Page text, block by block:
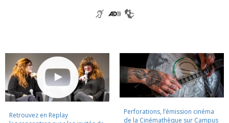
Retrouvez en Replay
Perforations, l’émission cinéma
de la Cinémathèque sur Campus